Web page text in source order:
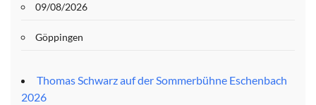
09/08/2026
Göppingen
Thomas Schwarz auf der Sommerbühne Eschenbach
2026